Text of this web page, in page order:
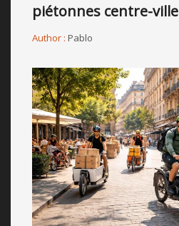
piétonnes centre-ville
Author : Pablo